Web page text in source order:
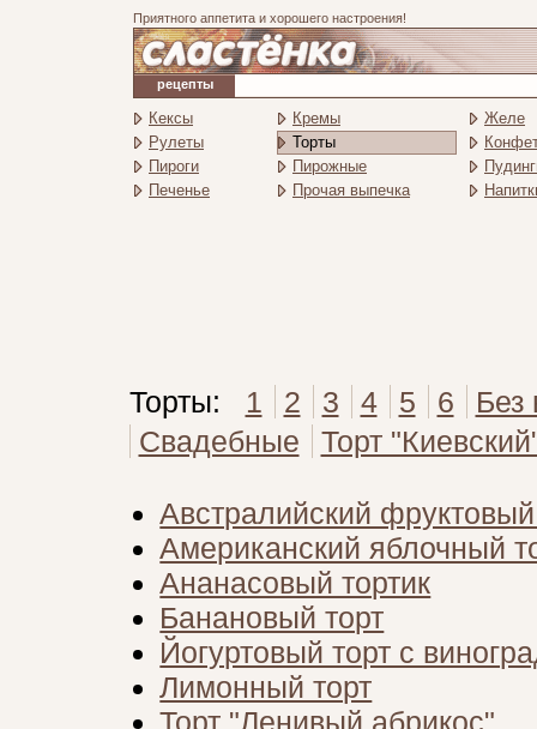
Приятного аппетита и хорошего настроения!
рецепты
Кексы
Рулеты
Пироги
Печенье
Кремы
Торты
Пирожные
Прочая выпечка
Желе
Торты: 1 2 3 4 5 6
Без
Свадебные
Торт
Австралийский фруктовый
Американский яблочный
Ананасовый тортик
Банановый торт
Йогуртовый торт с
Лимонный торт
Торт "Ленивый абрикос"